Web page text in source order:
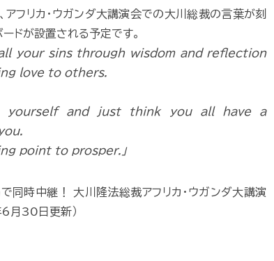
アフリカ・ウガンダ大講演会での大川総裁の言葉が刻
ードが設置される予定です。
all your sins through wisdom and reflection
love to others.
yourself and just think you all have a
point to prosper.」
同時中継！ 大川隆法総裁アフリカ・ウガンダ大講演
月30日更新）